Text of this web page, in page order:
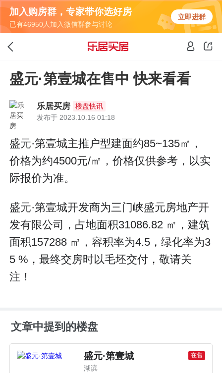
加入购房群，专家带你选好房
已有46950人加入微信群参与讨论
立即进群
盛元·第壹城在售中 快来看看
乐居买房
楼盘快讯
发布于 2023.10.16 01:18
盛元·第壹城主推户型建面约85~135㎡，
价格为约4500元/㎡，价格仅供参考，以实
际报价为准。
盛元·第壹城开发商为三门峡盛元房地产开
发有限公司，占地面积31086.82 ㎡，建筑
面积157288 ㎡，容积率为4.5，绿化率为3
5 %，最终交房时以毛坯交付，敬请关
注！
文章中提到的楼盘
盛元·第壹城 在售
湖滨